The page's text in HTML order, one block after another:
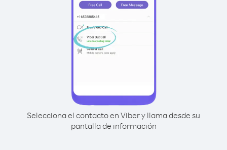
Selecciona el contacto en Viber y llama desde su
pantalla de información